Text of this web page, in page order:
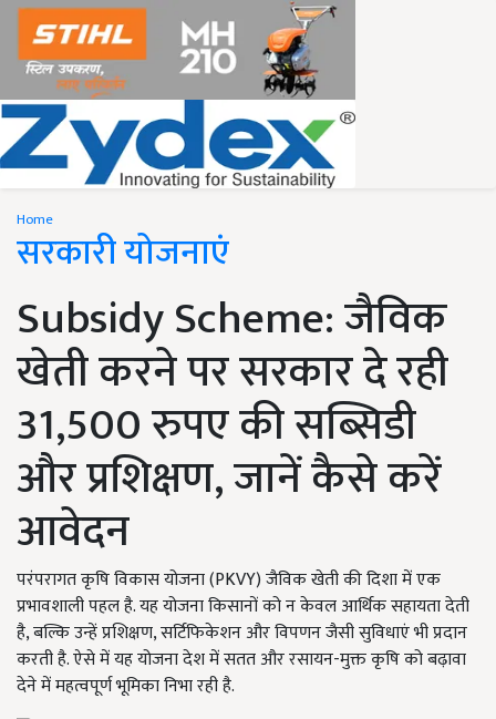
Home
सरकारी योजनाएं
Subsidy Scheme: जैविक
खेती करने पर सरकार दे रही
31,500 रुपए की सब्सिडी
और प्रशिक्षण, जानें कैसे करें
आवेदन
परंपरागत कृषि विकास योजना (PKVY) जैविक खेती की दिशा में एक
प्रभावशाली पहल है. यह योजना किसानों को न केवल आर्थिक सहायता देती
है, बल्कि उन्हें प्रशिक्षण, सर्टिफिकेशन और विपणन जैसी सुविधाएं भी प्रदान
करती है. ऐसे में यह योजना देश में सतत और रसायन-मुक्त कृषि को बढ़ावा
देने में महत्वपूर्ण भूमिका निभा रही है.